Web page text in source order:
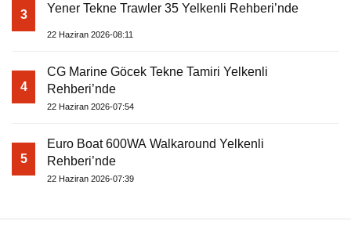
3 Yener Tekne Trawler 35 Yelkenli Rehberi’nde
22 Haziran 2026-08:11
4
CG Marine Göcek Tekne Tamiri Yelkenli
Rehberi’nde
22 Haziran 2026-07:54
5
Euro Boat 600WA Walkaround Yelkenli
Rehberi’nde
22 Haziran 2026-07:39